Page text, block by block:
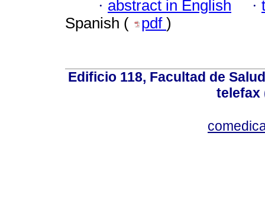
· abstract in English ·
Spanish (
pdf )
Edificio 118, Facultad de
telefax